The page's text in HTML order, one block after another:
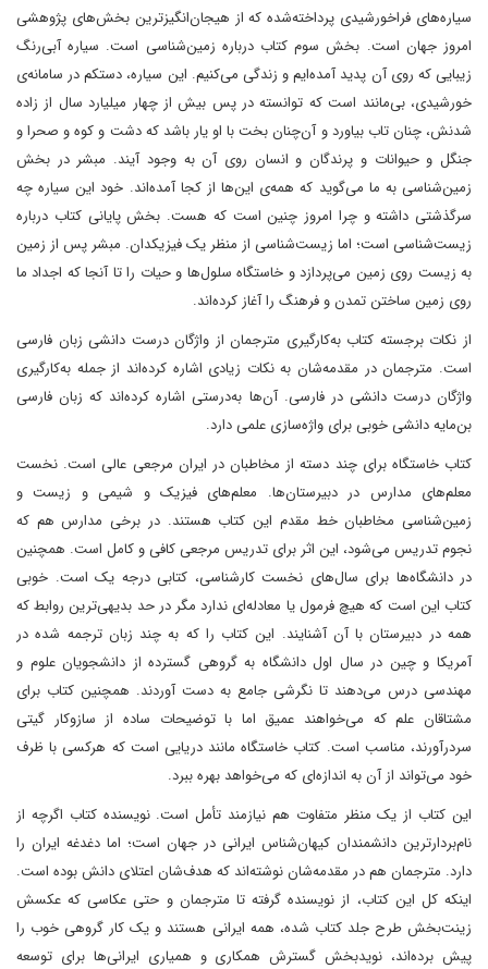
سیاره‌های فراخورشیدی پرداخته‌شده که از هیجان‌انگیزترین بخش‌های پژوهشی
امروز جهان است. بخش سوم کتاب درباره زمین‌شناسی است. سیاره آبی‌رنگ
زیبایی که روی آن پدید آمده‌ایم و زندگی می‌کنیم. این سیاره، دستکم در سامانه‌ی
خورشیدی، بی‌مانند است که توانسته در پس بیش از چهار میلیارد سال از زاده
شدنش، چنان تاب بیاورد و آن‌چنان بخت با او یار باشد که دشت و کوه و صحرا و
جنگل و حیوانات و پرندگان و انسان روی آن به وجود آیند. مبشر در بخش
زمین‌شناسی به ما می‌گوید که همه‌ی این‌ها از کجا آمده‌اند. خود این سیاره چه
سرگذشتی داشته و چرا امروز چنین است که هست. بخش پایانی کتاب درباره
زیست‌شناسی است؛ اما زیست‌شناسی از منظر یک فیزیکدان. مبشر پس از زمین
به زیست روی زمین می‌پردازد و خاستگاه سلول‌ها و حیات را تا آنجا که اجداد ما
روی زمین ساختن تمدن و فرهنگ را آغاز کرده‌اند.
از نکات برجسته کتاب به‌کارگیری مترجمان از واژگان درست دانشی زبان فارسی
است. مترجمان در مقدمه‌شان به نکات زیادی اشاره کرده‌اند از جمله به‌کارگیری
واژگان درست دانشی در فارسی. آن‌ها به‌درستی اشاره کرده‌اند که زبان‌ فارسی
بن‌مایه دانشی خوبی برای واژه‌سازی علمی دارد.
کتاب خاستگاه برای چند دسته از مخاطبان در ایران مرجعی عالی است. نخست
معلم‌های مدارس در دبیرستان‌ها. معلم‌های فیزیک و شیمی و زیست و
زمین‌شناسی مخاطبان خط مقدم این کتاب هستند. در برخی مدارس هم که
نجوم تدریس می‌شود، این اثر برای تدریس مرجعی کافی و کامل است. همچنین
در دانشگاه‌ها برای سال‌های نخست کارشناسی، کتابی درجه یک است. خوبی
کتاب این است که هیچ فرمول یا معادله‌ای ندارد مگر در حد بدیهی‌ترین روابط که
همه در دبیرستان با آن آشنایند. این کتاب را که به چند زبان ترجمه شده در
آمریکا و چین در سال اول دانشگاه به گروهی گسترده از دانشجویان علوم و
مهندسی درس می‌دهند تا نگرشی جامع به دست آوردند. همچنین کتاب برای
مشتاقان علم که می‌خواهند عمیق اما با توضیحات ساده از سازوکار گیتی
سردرآورند، مناسب است. کتاب خاستگاه مانند دریایی است که هرکسی با ظرف
خود می‌تواند از آن به اندازه‌ای که می‌خواهد بهره ببرد.
این کتاب از یک منظر متفاوت هم نیازمند تأمل است. نویسنده کتاب اگرچه از
نام‌بردارترین دانشمندان کیهان‌شناس ایرانی در جهان است؛ اما دغدغه ایران را
دارد. مترجمان هم در مقدمه‌شان نوشته‌اند که هدف‌شان اعتلای دانش بوده است.
اینکه کل این کتاب، از نویسنده گرفته تا مترجمان و حتی عکاسی که عکسش
زینت‌بخش طرح جلد کتاب شده، همه ایرانی هستند و یک کار گروهی خوب را
پیش برده‌اند، نویدبخش گسترش همکاری و همیاری ایرانی‌ها برای توسعه